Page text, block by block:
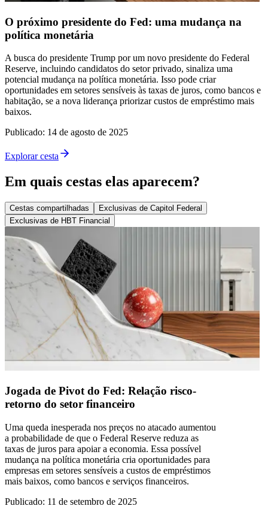
O próximo presidente do Fed: uma mudança na
política monetária
A busca do presidente Trump por um novo presidente do Federal
Reserve, incluindo candidatos do setor privado, sinaliza uma
potencial mudança na política monetária. Isso pode criar
oportunidades em setores sensíveis às taxas de juros, como bancos e
habitação, se a nova liderança priorizar custos de empréstimo mais
baixos.
Publicado: 14 de agosto de 2025
Explorar cesta
Em quais cestas elas aparecem?
Cestas compartilhadas
Exclusivas de Capitol Federal
Exclusivas de HBT Financial
Jogada de Pivot do Fed: Relação risco-
retorno do setor financeiro
Uma queda inesperada nos preços no atacado aumentou
a probabilidade de que o Federal Reserve reduza as
taxas de juros para apoiar a economia. Essa possível
mudança na política monetária cria oportunidades para
empresas em setores sensíveis a custos de empréstimos
mais baixos, como bancos e serviços financeiros.
Publicado: 11 de setembro de 2025